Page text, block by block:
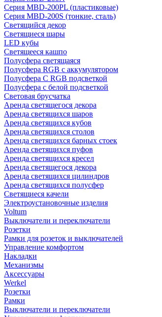
Серия MBD-200PL (пластиковые)
Серия MBD-200S (тонкие, сталь)
Светящийся декор
Светящиеся шары
LED кубы
Светящееся кашпо
Полусфера светящаяся
Полусфера RGB с аккумулятором
Полусфера С RGB подсветкой
Полусфера с белой подсветкой
Световая брусчатка
Аренда светящегося декора
Аренда светящихся шаров
Аренда светящихся кубов
Аренда светящихся столов
Аренда светящихся барных стоек
Аренда светящихся пуфов
Аренда светящихся кресел
Аренда светящегося декора
Аренда светящихся цилиндров
Аренда светящихся полусфер
Светящиеся качели
Электроустановочные изделия
Voltum
Выключатели и переключатели
Розетки
Рамки для розеток и выключателей
Управление комфортом
Накладки
Механизмы
Аксессуары
Werkel
Розетки
Рамки
Выключатели и переключатели